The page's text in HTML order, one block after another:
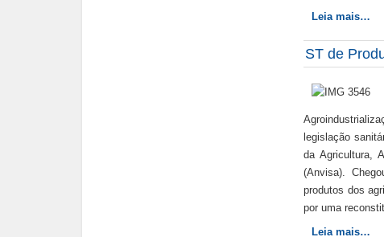
Leia mais…
ST de
legislação
da Agricultura,
(Anvisa).
produtos dos
por uma
Leia mais…